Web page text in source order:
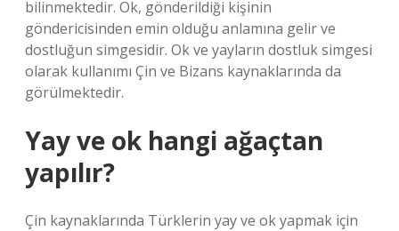
bilinmektedir. Ok, gönderildiği kişinin
göndericisinden emin olduğu anlamına gelir ve
dostluğun simgesidir. Ok ve yayların dostluk simgesi
olarak kullanımı Çin ve Bizans kaynaklarında da
görülmektedir.
Yay ve ok hangi ağaçtan
yapılır?
Çin kaynaklarında Türklerin yay ve ok yapmak için